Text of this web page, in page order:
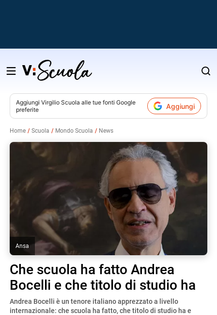
Salta
contenuto
Aggiungi Virgilio Scuola alle tue fonti Google
preferite
Aggiungi
Home Scuola Mondo Scuola News
Ansa
Che scuola ha fatto Andrea
Bocelli e che titolo di studio ha
Andrea Bocelli è un tenore italiano apprezzato a livello
internazionale: che scuola ha fatto, che titolo di studio ha e